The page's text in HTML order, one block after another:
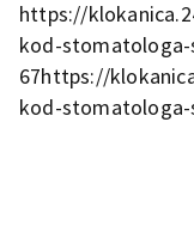
https://
kod-
67https://
kod-stomatologa-